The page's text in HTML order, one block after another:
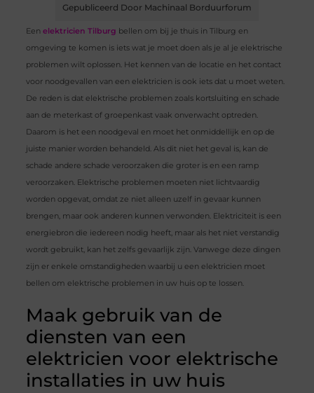
Gepubliceerd Door Machinaal Borduurforum
Een elektricien Tilburg bellen om bij je thuis in Tilburg en
omgeving te komen is iets wat je moet doen als je al je elektrische
problemen wilt oplossen. Het kennen van de locatie en het contact
voor noodgevallen van een elektricien is ook iets dat u moet weten.
De reden is dat elektrische problemen zoals kortsluiting en schade
aan de meterkast of groepenkast vaak onverwacht optreden.
Daarom is het een noodgeval en moet het onmiddellijk en op de
juiste manier worden behandeld. Als dit niet het geval is, kan de
schade andere schade veroorzaken die groter is en een ramp
veroorzaken. Elektrische problemen moeten niet lichtvaardig
worden opgevat, omdat ze niet alleen uzelf in gevaar kunnen
brengen, maar ook anderen kunnen verwonden. Elektriciteit is een
energiebron die iedereen nodig heeft, maar als het niet verstandig
wordt gebruikt, kan het zelfs gevaarlijk zijn. Vanwege deze dingen
zijn er enkele omstandigheden waarbij u een elektricien moet
bellen om elektrische problemen in uw huis op te lossen.
Maak gebruik van de
diensten van een
elektricien voor elektrische
installaties in uw huis